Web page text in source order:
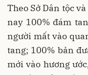
Theo Sở Dân tộc
nay 100% đám
người mất vào
tang; 100% bản
mới vào hương